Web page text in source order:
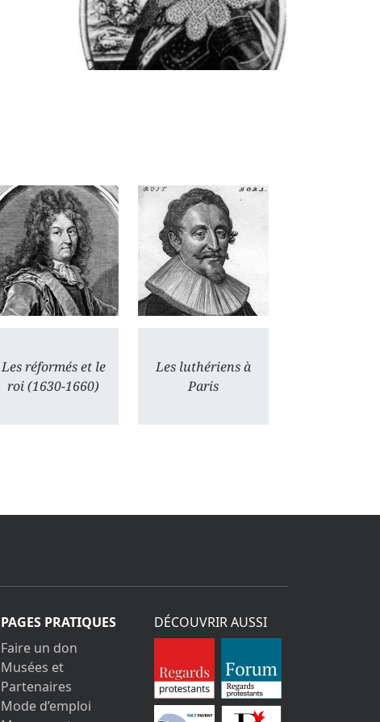
Les réformés et le
roi (1630-1660)
Les luthériens à
Paris
PAGES PRATIQUES
Faire un don
Musées et
Partenaires
Mode d’emploi
DÉCOUVRIR AUSSI